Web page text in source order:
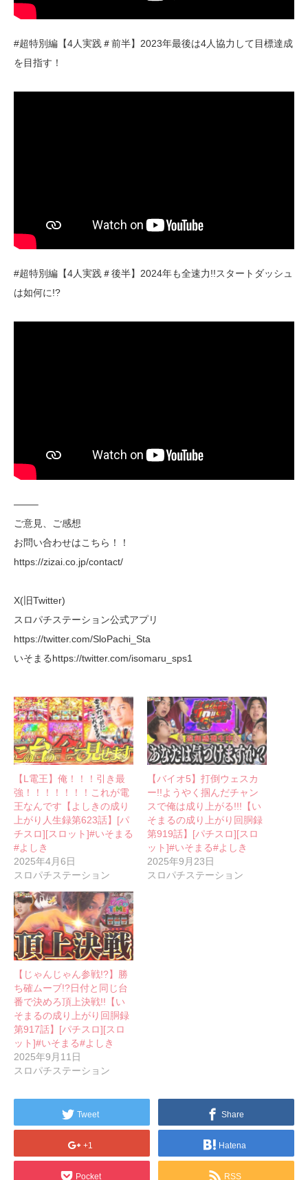
#超特別編【4人実践＃前半】2023年最後は4人協力して目標達成
を目指す！
#超特別編【4人実践＃後半】2024年も全速力!!スタートダッシュ
は如何に!?
——–
ご意見、ご感想
お問い合わせはこちら！！
https://zizai.co.jp/contact/
X(旧Twitter)
スロパチステーション公式アプリ
https://twitter.com/SloPachi_Sta
いそまるhttps://twitter.com/isomaru_sps1
【L電王】俺！！！引き最
強！！！！！！！これが電
王なんです【よしきの成り
上がり人生録第623話】[パ
チスロ][スロット]#いそまる
#よしき
2025年4月6日
スロパチステーション
【バイオ5】打倒ウェスカ
ー!!ようやく掴んだチャン
スで俺は成り上がる!!!【い
そまるの成り上がり回胴録
第919話】[パチスロ][スロ
ット]#いそまる#よしき
2025年9月23日
スロパチステーション
【じゃんじゃん参戦!?】勝
ち確ムーブ!?日付と同じ台
番で決めろ頂上決戦!!【い
そまるの成り上がり回胴録
第917話】[パチスロ][スロ
ット]#いそまる#よしき
2025年9月11日
スロパチステーション
Tweet Share
+1 Hatena
Pocket RSS